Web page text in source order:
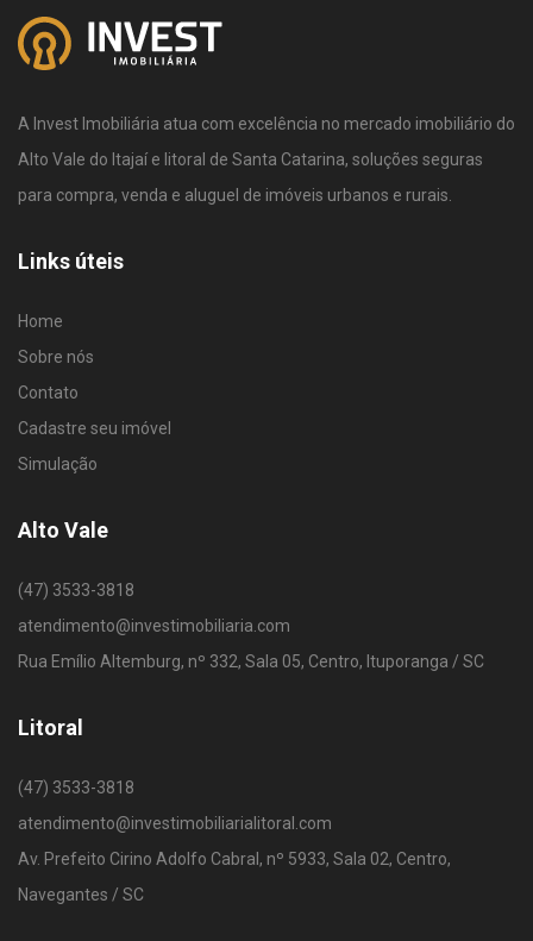
A Invest Imobiliária atua com excelência no mercado imobiliário do
Alto Vale do Itajaí e litoral de Santa Catarina, soluções seguras
para compra, venda e aluguel de imóveis urbanos e rurais.
Links úteis
Home
Sobre nós
Contato
Cadastre seu imóvel
Simulação
Alto Vale
(47) 3533-3818
atendimento@investimobiliaria.com
Rua Emílio Altemburg, nº 332, Sala 05, Centro, Ituporanga / SC
Litoral
(47) 3533-3818
atendimento@investimobiliarialitoral.com
Av. Prefeito Cirino Adolfo Cabral, nº 5933, Sala 02, Centro,
Navegantes / SC